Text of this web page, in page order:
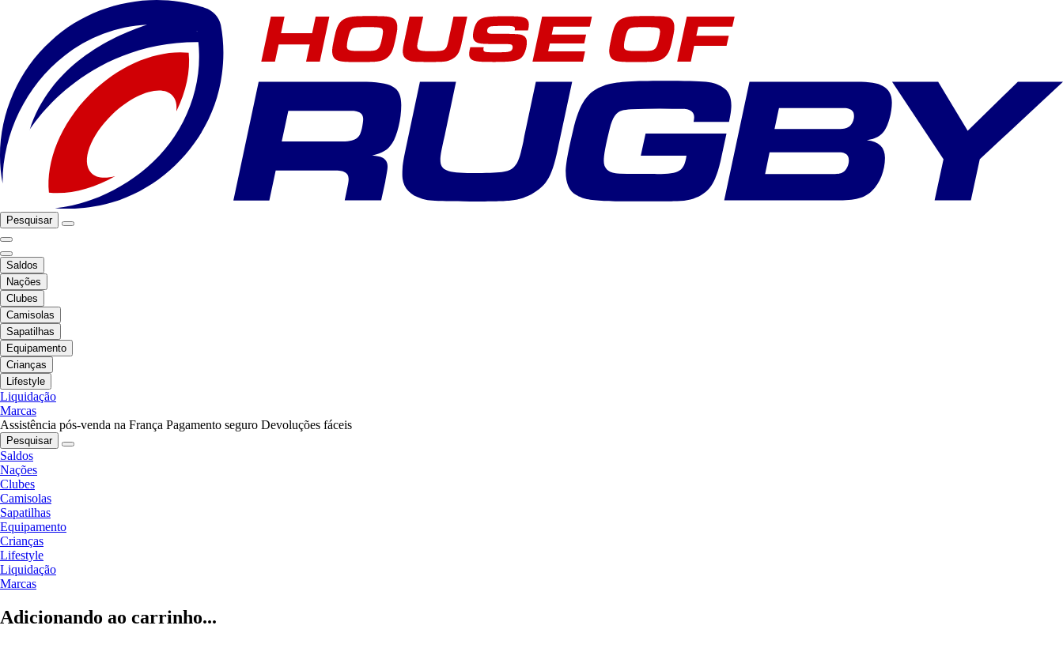
Pesquisar
Saldos
Nações
Clubes
Camisolas
Sapatilhas
Equipamento
Crianças
Lifestyle
Liquidação
Marcas
Assistência pós-venda na França Pagamento seguro Devoluções fáceis
Pesquisar
Saldos
Nações
Clubes
Camisolas
Sapatilhas
Equipamento
Crianças
Lifestyle
Liquidação
Marcas
Adicionando ao carrinho...